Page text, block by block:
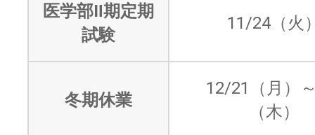
医学部Ⅱ期定期
試験
11/24（火
冬期休業
12/21（月）
（木）